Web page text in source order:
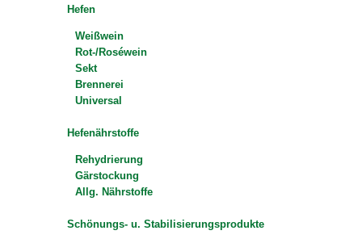
Hefen
Weißwein
Rot-/Roséwein
Sekt
Brennerei
Universal
Hefenährstoffe
Rehydrierung
Gärstockung
Allg. Nährstoffe
Schönungs- u. Stabilisierungsprodukte